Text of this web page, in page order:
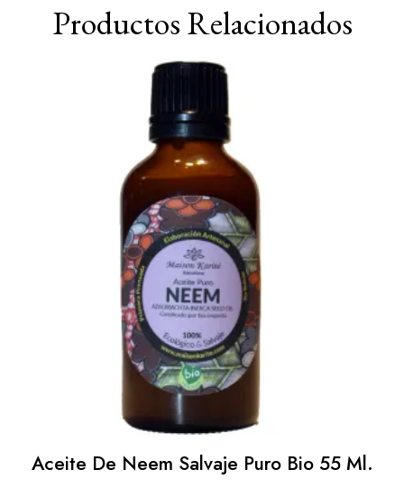
Productos Relacionados
Aceite De Neem Salvaje Puro Bio 55 Ml.